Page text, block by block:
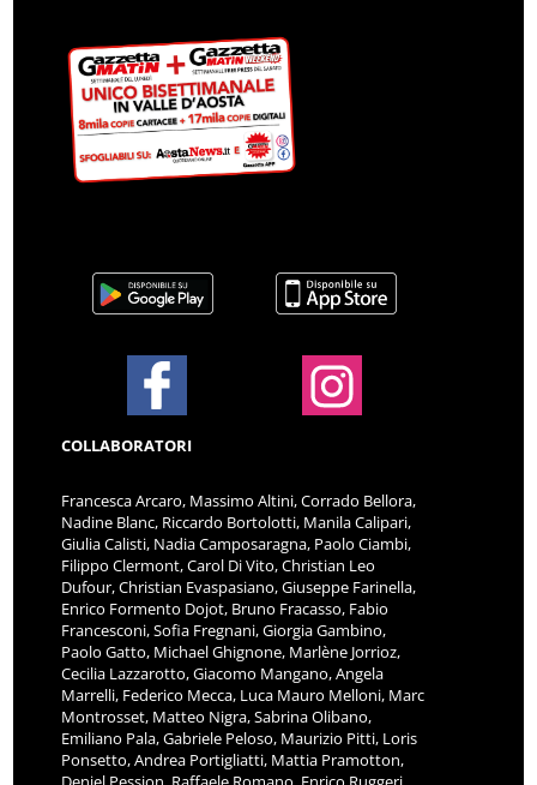
COLLABORATORI
Francesca Arcaro, Massimo Altini, Corrado Bellora,
Nadine Blanc, Riccardo Bortolotti, Manila Calipari,
Giulia Calisti, Nadia Camposaragna, Paolo Ciambi,
Filippo Clermont, Carol Di Vito, Christian Leo
Dufour, Christian Evaspasiano, Giuseppe Farinella,
Enrico Formento Dojot, Bruno Fracasso, Fabio
Francesconi, Sofia Fregnani, Giorgia Gambino,
Paolo Gatto, Michael Ghignone, Marlène Jorrioz,
Cecilia Lazzarotto, Giacomo Mangano, Angela
Marrelli, Federico Mecca, Luca Mauro Melloni, Marc
Montrosset, Matteo Nigra, Sabrina Olibano,
Emiliano Pala, Gabriele Peloso, Maurizio Pitti, Loris
Ponsetto, Andrea Portigliatti, Mattia Pramotton,